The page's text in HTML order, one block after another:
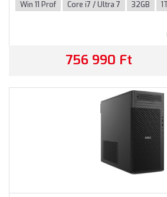
Win 11 Prof Core i7 / Ultra 7 32GB
756 990 Ft